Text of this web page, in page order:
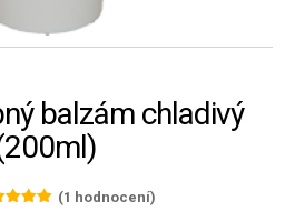
balzám chladivý
(1 hodnocení)